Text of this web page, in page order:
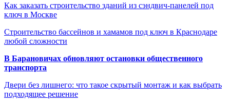
Как заказать строительство зданий из сэндвич-панелей под
ключ в Москве
Строительство бассейнов и хамамов под ключ в Краснодаре
любой сложности
В Барановичах обновляют остановки общественного
транспорта
Двери без лишнего: что такое скрытый монтаж и как выбрать
подходящее решение